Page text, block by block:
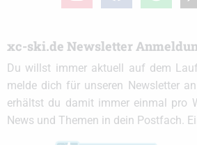
xc-ski.de Newsletter
Du willst immer aktuell auf dem
melde dich für unseren Newsletter
erhältst du damit immer einmal pro
News und Themen in dein Postfach.